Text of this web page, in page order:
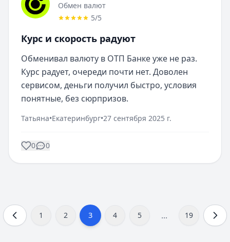
Обмен валют
5/5
Курс и скорость радуют
Обменивал валюту в ОТП Банке уже не раз.
Курс радует, очереди почти нет. Доволен
сервисом, деньги получил быстро, условия
понятные, без сюрпризов.
Татьяна•Екатеринбург•27 сентября 2025 г.
0 0
1 2 3 4 5 ... 19